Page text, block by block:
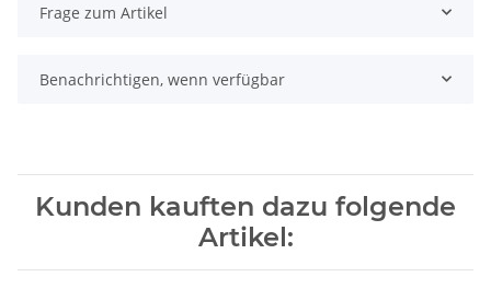
Frage zum Artikel
Benachrichtigen, wenn verfügbar
Kunden kauften dazu folgende
Artikel: